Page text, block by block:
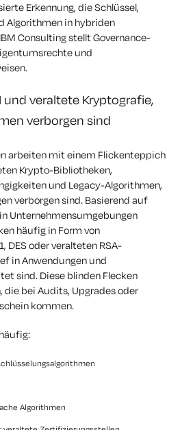
Erkennung, die Schlüssel,
Algorithmen in hybriden
Consulting stellt Governance-
und
und veraltete Kryptografie,
verborgen sind
arbeiten mit einem Flickenteppich
Krypto-Bibliotheken,
und Legacy-Algorithmen,
verborgen sind. Basierend auf
Unternehmensumgebungen
häufig in Form von
DES oder veralteten RSA-
in Anwendungen und
sind. Diese blinden Flecken
bei Audits, Upgrades oder
kommen.
Algorithmen